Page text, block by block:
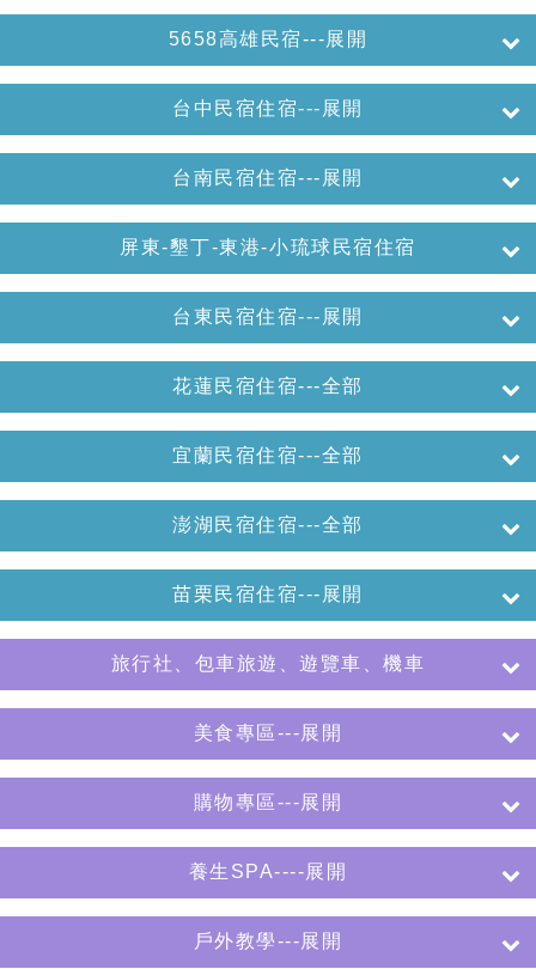
5658高雄民宿---展開
台中民宿住宿---展開
台南民宿住宿---展開
屏東-墾丁-東港-小琉球民宿住宿
台東民宿住宿---展開
花蓮民宿住宿---全部
宜蘭民宿住宿---全部
澎湖民宿住宿---全部
苗栗民宿住宿---展開
旅行社、包車旅遊、遊覽車、機車
美食專區---展開
購物專區---展開
養生SPA----展開
戶外教學---展開